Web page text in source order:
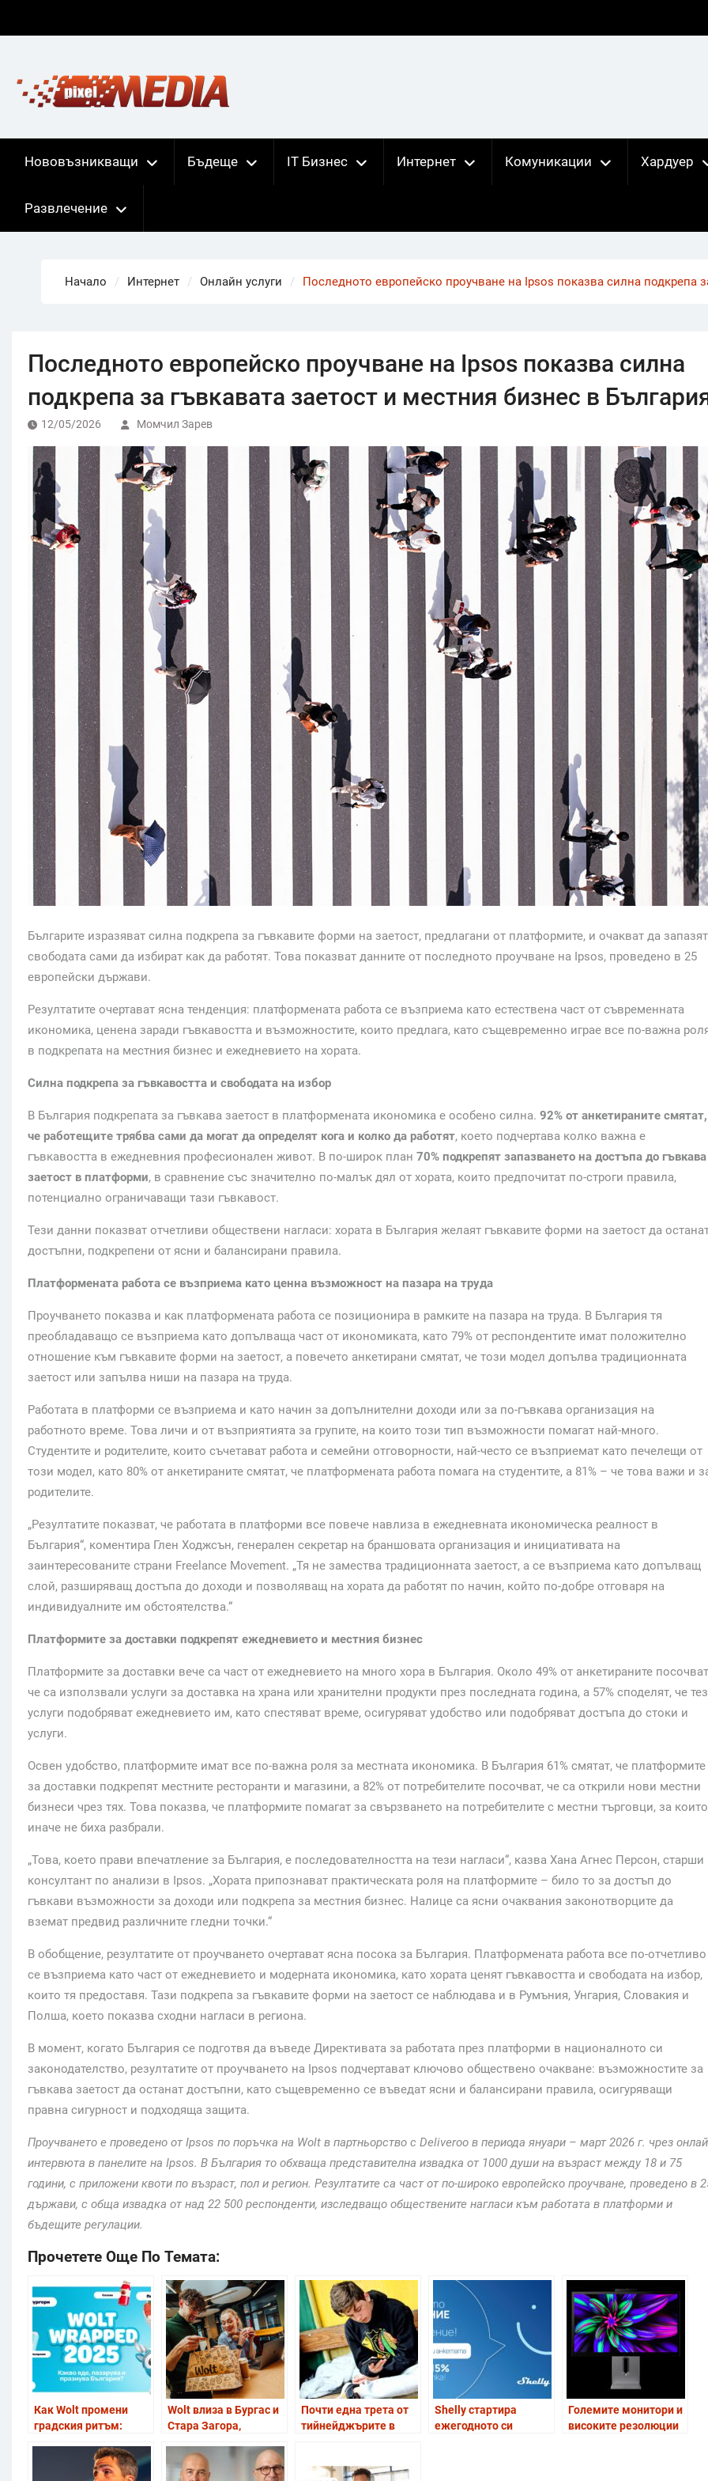
Нововъзникващи Бъдеще IT Бизнес Интернет Комуникации Хардуер
Развлечение
Начало Интернет Онлайн услуги Последното европейско проучване на Ipsos показва силна подкрепа
Последното европейско проучване на Ipsos показва силна
подкрепа за гъвкавата заетост и местния бизнес в
12/05/2026 Момчил Зарев
Българите изразяват силна подкрепа за гъвкавите форми на заетост, предлагани от платформите, и очакват да запазят
свободата сами да избират как да работят. Това показват данните от последното проучване на Ipsos, проведено в 25
европейски държави.
Резултатите очертават ясна тенденция: платформената работа се възприема като естествена част от съвременната
икономика, ценена заради гъвкавостта и възможностите, които предлага, като същевременно играе все по-важна
в подкрепата на местния бизнес и ежедневието на хората.
Силна подкрепа за гъвкавостта и свободата на избор
В България подкрепата за гъвкава заетост в платформената икономика е особено силна. 92% от анкетираните смятат,
че работещите трябва сами да могат да определят кога и колко да работят, което подчертава колко важна е
гъвкавостта в ежедневния професионален живот. В по-широк план 70% подкрепят запазването на достъпа до гъвкава
заетост в платформи, в сравнение със значително по-малък дял от хората, които предпочитат по-строги правила,
потенциално ограничаващи тази гъвкавост.
Тези данни показват отчетливи обществени нагласи: хората в България желаят гъвкавите форми на заетост да
достъпни, подкрепени от ясни и балансирани правила.
Платформената работа се възприема като ценна възможност на пазара на труда
Проучването показва и как платформената работа се позиционира в рамките на пазара на труда. В България тя
преобладаващо се възприема като допълваща част от икономиката, като 79% от респондентите имат положително
отношение към гъвкавите форми на заетост, а повечето анкетирани смятат, че този модел допълва традиционната
заетост или запълва ниши на пазара на труда.
Работата в платформи се възприема и като начин за допълнителни доходи или за по-гъвкава организация на
работното време. Това личи и от възприятията за групите, на които този тип възможности помагат най-много.
Студентите и родителите, които съчетават работа и семейни отговорности, най-често се възприемат като печелещи от
този модел, като 80% от анкетираните смятат, че платформената работа помага на студентите, а 81% – че това важи и
родителите.
„Резултатите показват, че работата в платформи все повече навлиза в ежедневната икономическа реалност в
България“, коментира Глен Ходжсън, генерален секретар на браншовата организация и инициативата на
заинтересованите страни Freelance Movement. „Тя не замества традиционната заетост, а се възприема като допълващ
слой, разширяващ достъпа до доходи и позволяващ на хората да работят по начин, който по-добре отговаря на
индивидуалните им обстоятелства.“
Платформите за доставки подкрепят ежедневието и местния бизнес
Платформите за доставки вече са част от ежедневието на много хора в България. Около 49% от анкетираните
че са използвали услуги за доставка на храна или хранителни продукти през последната година, а 57% споделят, че
услуги подобряват ежедневието им, като спестяват време, осигуряват удобство или подобряват достъпа до стоки и
услуги.
Освен удобство, платформите имат все по-важна роля за местната икономика. В България 61% смятат, че платформите
за доставки подкрепят местните ресторанти и магазини, а 82% от потребителите посочват, че са открили нови местни
бизнеси чрез тях. Това показва, че платформите помагат за свързването на потребителите с местни търговци, за които
иначе не биха разбрали.
„Това, което прави впечатление за България, е последователността на тези нагласи“, казва Хана Агнес Персон, старши
консултант по анализи в Ipsos. „Хората припознават практическата роля на платформите – било то за достъп до
гъвкави възможности за доходи или подкрепа за местния бизнес. Налице са ясни очаквания законотворците да
вземат предвид различните гледни точки.“
В обобщение, резултатите от проучването очертават ясна посока за България. Платформената работа все по-отчетливо
се възприема като част от ежедневието и модерната икономика, като хората ценят гъвкавостта и свободата на избор,
които тя предоставя. Тази подкрепа за гъвкавите форми на заетост се наблюдава и в Румъния, Унгария, Словакия и
Полша, което показва сходни нагласи в региона.
В момент, когато България се подготвя да въведе Директивата за работата през платформи в националното си
законодателство, резултатите от проучването на Ipsos подчертават ключово обществено очакване: възможностите за
гъвкава заетост да останат достъпни, като същевременно се въведат ясни и балансирани правила, осигуряващи
правна сигурност и подходяща защита.
Проучването е проведено от Ipsos по поръчка на Wolt в партньорство с Deliveroo в периода януари – март 2026 г. чрез
интервюта в панелите на Ipsos. В България то обхваща представителна извадка от 1000 души на възраст между 18 и 75
години, с приложени квоти по възраст, пол и регион. Резултатите са част от по-широко европейско проучване, проведено в
държави, с обща извадка от над 22 500 респонденти, изследващо обществените нагласи към работата в платформи и
бъдещите регулации.
Прочетете Още По Темата:
Как Wolt промени
градския ритъм:
много българите през
Wolt влиза в Бургас и
Стара Загора,
екосистемата си за
местна търговия
Почти една трета от
тийнейджърите в
Shelly стартира
ежегодното си
Големите монитори и
високите резолюции